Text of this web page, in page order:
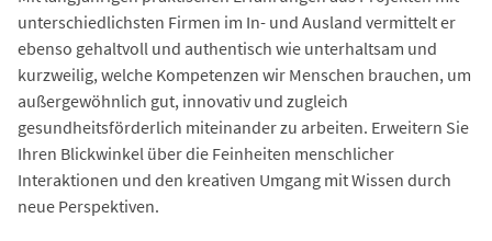
unterschiedlichsten Firmen im In- und Ausland vermittelt er
ebenso gehaltvoll und authentisch wie unterhaltsam und
kurzweilig, welche Kompetenzen wir Menschen brauchen, um
außergewöhnlich gut, innovativ und zugleich
gesundheitsförderlich miteinander zu arbeiten. Erweitern Sie
Ihren Blickwinkel über die Feinheiten menschlicher
Interaktionen und den kreativen Umgang mit Wissen durch
neue Perspektiven.